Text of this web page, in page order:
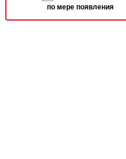
по мере появления